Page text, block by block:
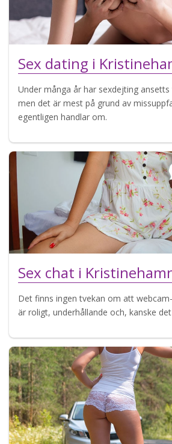
Sex dating i
Under många år har sexdejting
men det är mest på grund av
egentligen handlar om.
Sex chat i
Det finns ingen tvekan om att
är roligt, underhållande och, kanske